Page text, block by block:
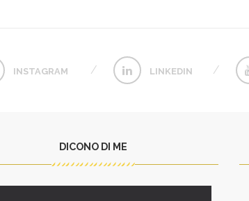
INSTAGRAM LINKEDIN
DICONO DI ME